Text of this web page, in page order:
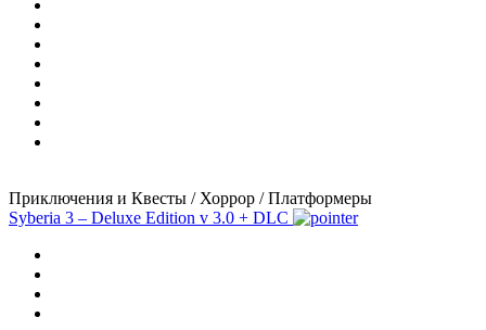
Приключения и Квесты / Хоррор / Платформеры
Syberia 3 – Deluxe Edition v 3.0 + DLC